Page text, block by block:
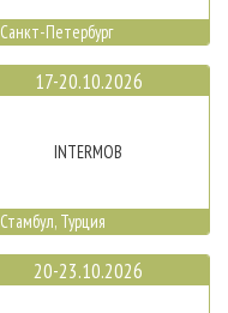
Санкт-Петербург
17-20.10.2026
INTERMOB
Стамбул, Турция
20-23.10.2026